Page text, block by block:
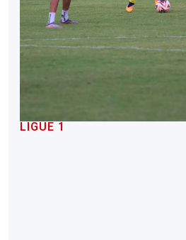
LIGUE 1